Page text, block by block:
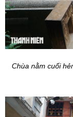
Chùa nằm cuối